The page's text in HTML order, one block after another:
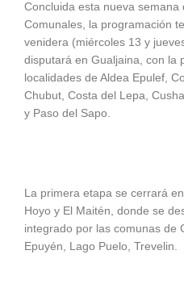
Concluida esta nueva
Comunales, la programación
venidera (miércoles 13 y
disputará en Gualjaina, con la
localidades de Aldea Epulef,
Chubut, Costa del Lepa,
y Paso del Sapo.
La primera etapa se cerrará
Hoyo y El Maitén, donde se
integrado por las comunas de
Epuyén, Lago Puelo, Trevelin.